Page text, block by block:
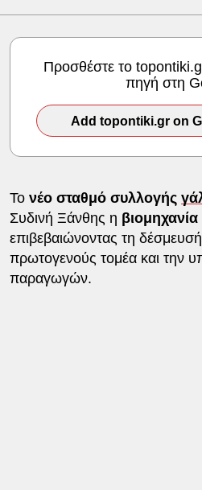
Προσθέστε το
πηγή στη
Add topontiki.gr on
Το νέο σταθμό συλλογής
Συδινή Ξάνθης η
επιβεβαιώνοντας τη
πρωτογενούς τομέα και την
παραγωγών.